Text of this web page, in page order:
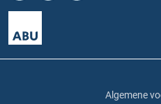
Algemene